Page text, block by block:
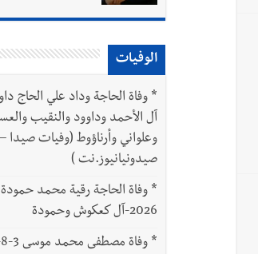
الوفيات
*
آل الأحمد وداوود والنقيب
وعلواني وأرناؤوط (وفيات صيدا
صيدونيانيوز.نت )
*
2026-آل كعكوش وحمودة
*